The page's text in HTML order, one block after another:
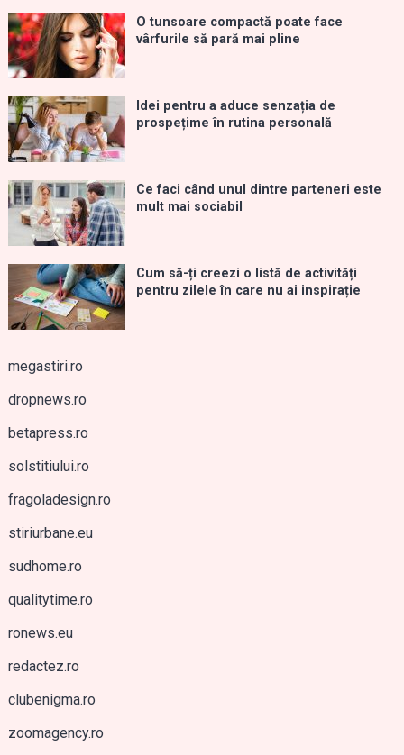
O tunsoare compactă poate face
vârfurile să pară mai pline
Idei pentru a aduce senzația de
prospețime în rutina personală
Ce faci când unul dintre parteneri este
mult mai sociabil
Cum să-ți creezi o listă de activități
pentru zilele în care nu ai inspirație
megastiri.ro
dropnews.ro
betapress.ro
solstitiului.ro
fragoladesign.ro
stiriurbane.eu
sudhome.ro
qualitytime.ro
ronews.eu
redactez.ro
clubenigma.ro
zoomagency.ro